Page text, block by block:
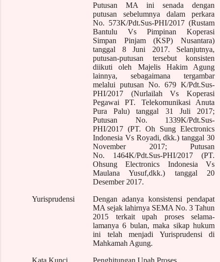
Putusan MA ini senada dengan
putusan sebelumnya dalam perkara
No. 573K/Pdt.Sus-PHI/2017 (Rustam
Bantulu Vs Pimpinan Koperasi
Simpan Pinjam (KSP) Nusantara)
tanggal 8 Juni 2017. Selanjutnya,
putusan-putusan tersebut konsisten
diikuti oleh Majelis Hakim Agung
lainnya, sebagaimana tergambar
melalui putusan No. 679 K/Pdt.Sus-
PHI/2017 (Nurlailah Vs Koperasi
Pegawai PT. Telekomunikasi Anuta
Pura Palu) tanggal 31 Juli 2017;
Putusan No. 1339K/Pdt.Sus-
PHI/2017 (PT. Oh Sung Electronics
Indonesia Vs Royadi, dkk.) tanggal 30
November 2017; Putusan
No. 1464K/Pdt.Sus-PHI/2017 (PT.
Ohsung Electronics Indonesia Vs
Maulana Yusuf,dkk.) tanggal 20
Desember 2017.
Yurisprudensi
Dengan adanya konsistensi pendapat
MA sejak lahirnya SEMA No. 3 Tahun
2015 terkait upah proses selama-
lamanya 6 bulan, maka sikap hukum
ini telah menjadi Yurisprudensi di
Mahkamah Agung.
Kata Kunci Penghitungan Upah Proses